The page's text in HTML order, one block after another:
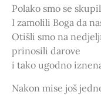
Polako smo se
I zamolili Boga da
Otišli smo na
prinosili darove
i tako ugodno
Nakon mise još